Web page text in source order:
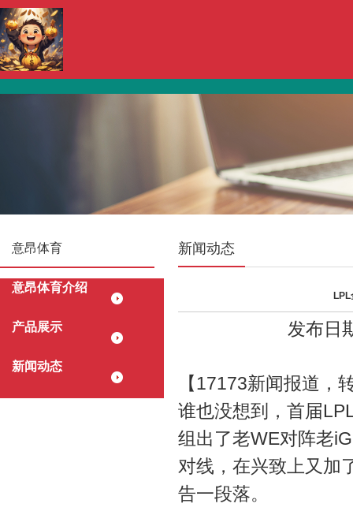
意昂体育
意昂体育介绍
产品展示
新闻动态
新闻动态
发布日
【17173新闻报道，
谁也没想到，首届
组出了老WE对阵老
对线，在兴致上又加
告一段落。